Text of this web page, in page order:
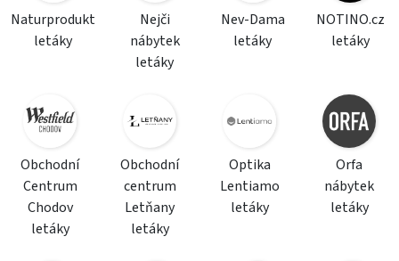
Naturprodukt
letáky
Nejči
nábytek
letáky
Nev-Dama
letáky
NOTINO.cz
letáky
Obchodní
Centrum
Chodov
letáky
Obchodní
centrum
Letňany
letáky
Optika
Lentiamo
letáky
Orfa
nábytek
letáky